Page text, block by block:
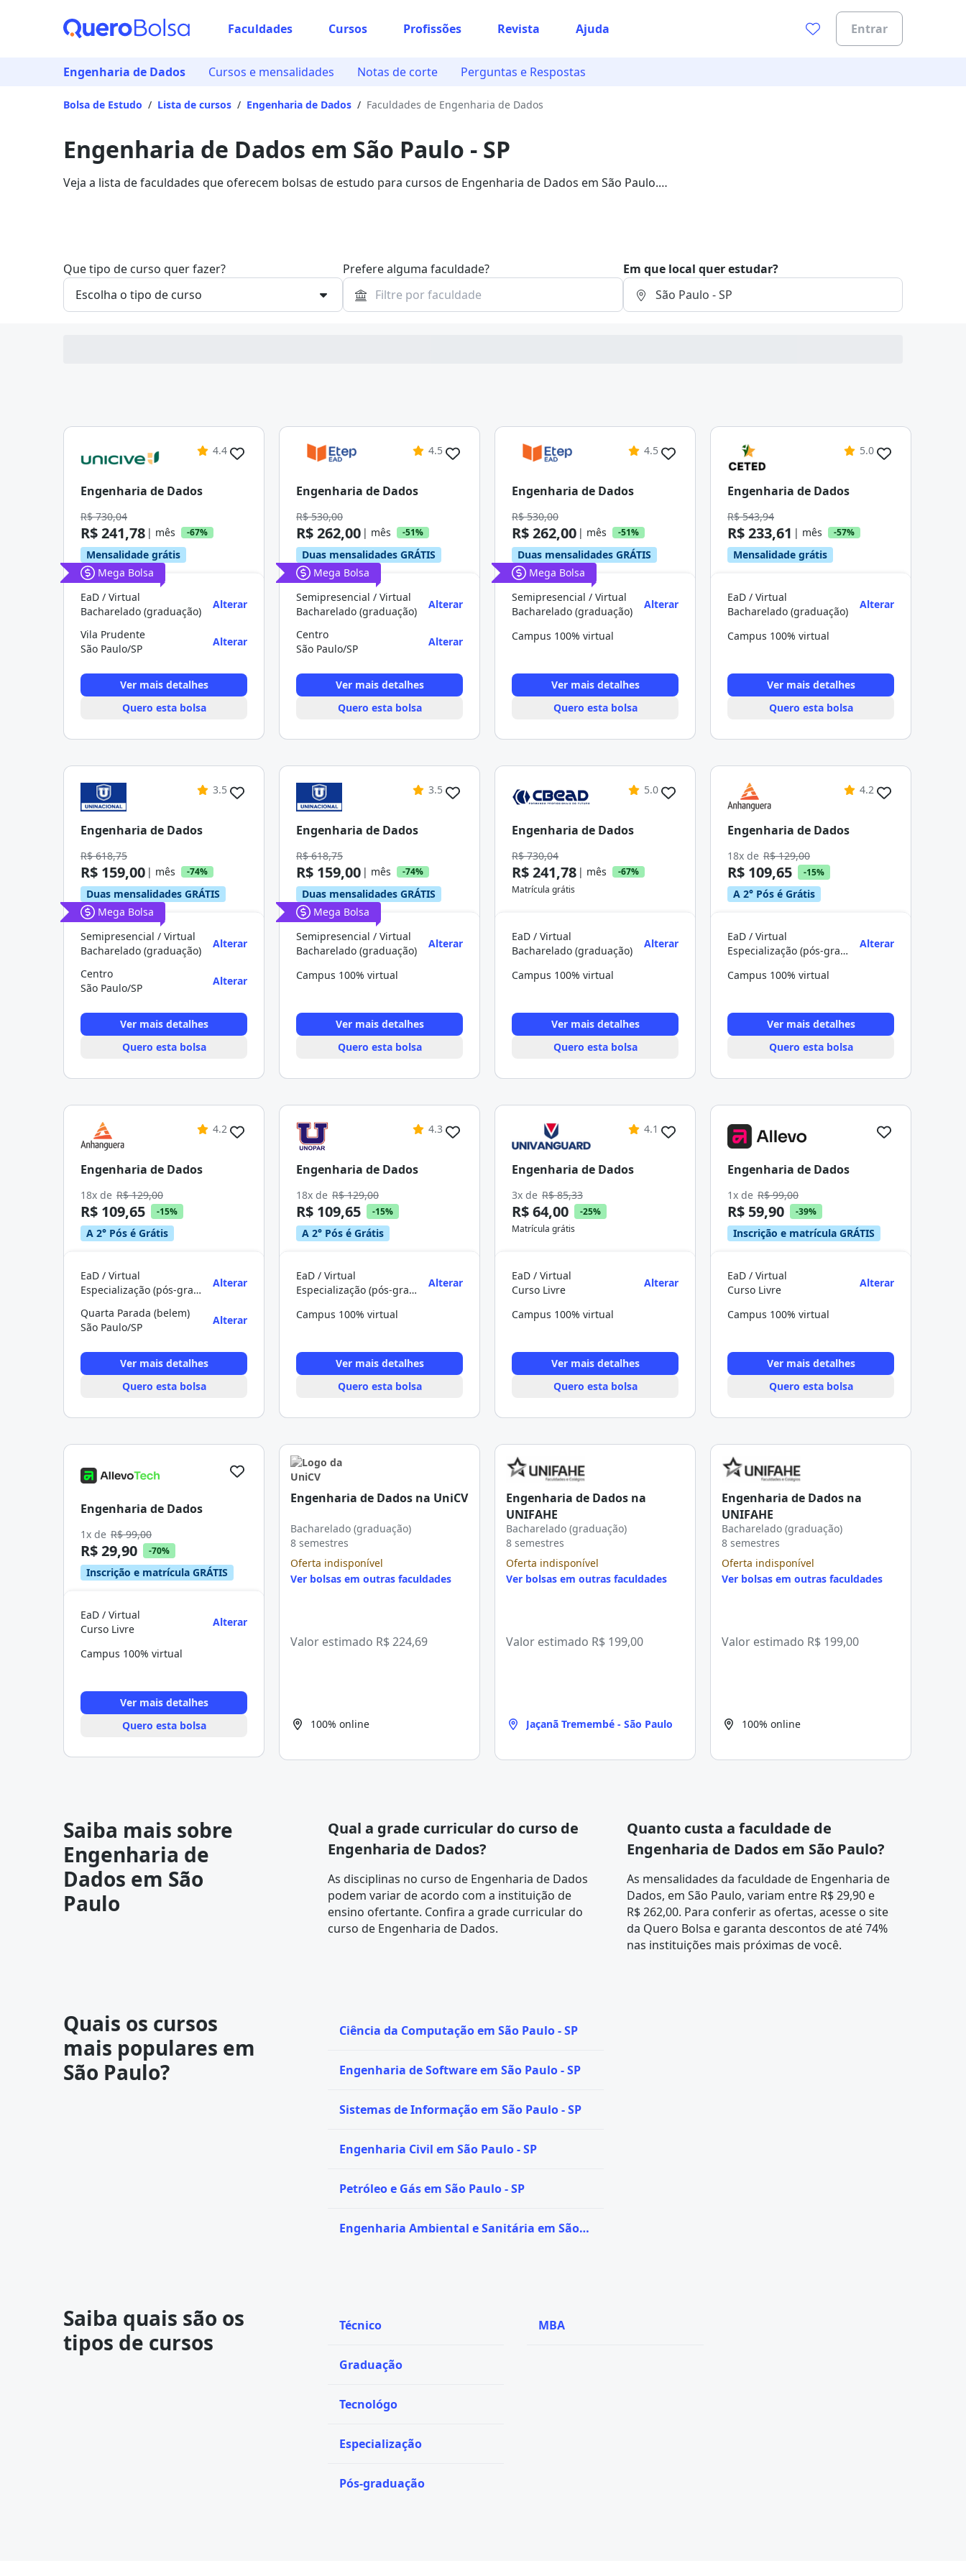
Faculdades Cursos Profissões Revista Ajuda Entrar
Engenharia de Dados Cursos e mensalidades Notas de corte Perguntas e Respostas
Bolsa de Estudo / Lista de cursos / Engenharia de Dados / Faculdades de Engenharia de Dados
Engenharia de Dados em São Paulo - SP
Veja a lista de faculdades que oferecem bolsas de estudo para cursos de Engenharia de Dados em São Paulo.
Que tipo de curso quer fazer? Prefere alguma faculdade? Em que local quer estudar?
4.4
Engenharia de Dados
R$ 730,04
R$ 241,78 | mês -67%
Mensalidade grátis
Mega Bolsa
EaD / Virtual
Bacharelado (graduação)
Alterar
Vila Prudente
São Paulo/SP
Alterar
Ver mais detalhes
Quero esta bolsa
4.5
Engenharia de Dados
R$ 530,00
R$ 262,00 | mês -51%
Duas mensalidades GRÁTIS
Mega Bolsa
Semipresencial / Virtual
Bacharelado (graduação)
Alterar
Centro
São Paulo/SP
Alterar
Ver mais detalhes
Quero esta bolsa
4.5
Engenharia de Dados
R$ 530,00
R$ 262,00 | mês -51%
Duas mensalidades GRÁTIS
Mega Bolsa
Semipresencial / Virtual
Bacharelado (graduação)
Alterar
Campus 100% virtual
Ver mais detalhes
Quero esta bolsa
5.0
Engenharia de Dados
R$ 543,94
R$ 233,61 | mês -57%
Mensalidade grátis
EaD / Virtual
Bacharelado (graduação)
Alterar
Campus 100% virtual
Ver mais detalhes
Quero esta bolsa
3.5
Engenharia de Dados
R$ 618,75
R$ 159,00 | mês -74%
Duas mensalidades GRÁTIS
Mega Bolsa
Semipresencial / Virtual
Bacharelado (graduação)
Alterar
Centro
São Paulo/SP
Alterar
Ver mais detalhes
Quero esta bolsa
3.5
Engenharia de Dados
R$ 618,75
R$ 159,00 | mês -74%
Duas mensalidades GRÁTIS
Mega Bolsa
Semipresencial / Virtual
Bacharelado (graduação)
Alterar
Campus 100% virtual
Ver mais detalhes
Quero esta bolsa
5.0
Engenharia de Dados
R$ 730,04
R$ 241,78 | mês
-67%
Matrícula grátis
EaD / Virtual
Bacharelado (graduação)
Alterar
Campus 100% virtual
Ver mais detalhes
Quero esta bolsa
4.2
Engenharia de Dados
18x de R$ 129,00
R$ 109,65 -15%
A 2° Pós é Grátis
EaD / Virtual
Especialização (pós-graduação)
Alterar
Campus 100% virtual
Ver mais detalhes
Quero esta bolsa
4.2
Engenharia de Dados
18x de R$ 129,00
R$ 109,65 -15%
A 2° Pós é Grátis
EaD / Virtual
Especialização (pós-graduação)
Alterar
Quarta Parada (belem)
São Paulo/SP
Alterar
Ver mais detalhes
Quero esta bolsa
4.3
Engenharia de Dados
18x de R$ 129,00
R$ 109,65 -15%
A 2° Pós é Grátis
EaD / Virtual
Especialização (pós-graduação)
Alterar
Campus 100% virtual
Ver mais detalhes
Quero esta bolsa
4.1
Engenharia de Dados
3x de R$ 85,33
R$ 64,00
-25%
Matrícula grátis
EaD / Virtual
Curso Livre
Alterar
Campus 100% virtual
Ver mais detalhes
Quero esta bolsa
Engenharia de Dados
1x de R$ 99,00
R$ 59,90 -39%
Inscrição e matrícula GRÁTIS
EaD / Virtual
Curso Livre
Alterar
Campus 100% virtual
Ver mais detalhes
Quero esta bolsa
Engenharia de Dados
1x de R$ 99,00
R$ 29,90 -70%
Inscrição e matrícula GRÁTIS
EaD / Virtual
Curso Livre
Alterar
Campus 100% virtual
Ver mais detalhes
Quero esta bolsa
Engenharia de Dados na UniCV
Bacharelado (graduação)
8 semestres
Oferta indisponível
Ver bolsas em outras faculdades
Valor estimado R$ 224,69
100% online
Engenharia de Dados na
UNIFAHE
Bacharelado (graduação)
8 semestres
Oferta indisponível
Ver bolsas em outras faculdades
Valor estimado R$ 199,00
Jaçanã Tremembé - São Paulo
Engenharia de Dados na
UNIFAHE
Bacharelado (graduação)
8 semestres
Oferta indisponível
Ver bolsas em outras faculdades
Valor estimado R$ 199,00
100% online
Saiba mais sobre
Engenharia de
Dados em São
Paulo
Qual a grade curricular do curso de
Engenharia de Dados?
As disciplinas no curso de Engenharia de Dados
podem variar de acordo com a instituição de
ensino ofertante. Confira a grade curriculardo
curso de Engenharia de Dados.
Quanto custa a faculdade de
Engenharia de Dados em São Paulo?
As mensalidades da faculdade de Engenharia de
Dados, em São Paulo, variam entre R$ 29,90 e
R$ 262,00. Para conferir as ofertas, acesse o site
da Quero Bolsa e garanta descontos de até 74%
nas instituições mais próximas de você.
Quais os cursos
mais populares em
São Paulo?
Ciência da Computação em São Paulo - SP
Engenharia de Software em São Paulo - SP
Sistemas de Informação em São Paulo - SP
Engenharia Civil em São Paulo - SP
Petróleo e Gás em São Paulo - SP
Engenharia Ambiental e Sanitária em São
Saiba quais são os
tipos de cursos
Técnico
Graduação
Tecnológo
Especialização
Pós-graduação
MBA